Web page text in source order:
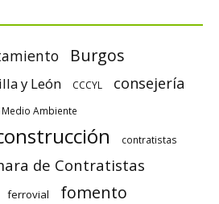
Burgos
y León CCCYL consejería
Ambiente
contratistas
de Contratistas
ferrovial fomento